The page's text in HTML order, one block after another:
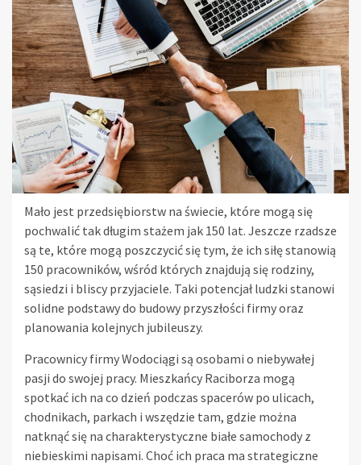
Mało jest przedsiębiorstw na świecie, które mogą się
pochwalić tak długim stażem jak 150 lat. Jeszcze rzadsze
są te, które mogą poszczycić się tym, że ich siłę stanowią
150 pracowników, wśród których znajdują się rodziny,
sąsiedzi i bliscy przyjaciele. Taki potencjał ludzki stanowi
solidne podstawy do budowy przyszłości firmy oraz
planowania kolejnych jubileuszy.
Pracownicy firmy Wodociągi są osobami o niebywałej
pasji do swojej pracy. Mieszkańcy Raciborza mogą
spotkać ich na co dzień podczas spacerów po ulicach,
chodnikach, parkach i wszędzie tam, gdzie można
natknąć się na charakterystyczne białe samochody z
niebieskimi napisami. Choć ich praca ma strategiczne